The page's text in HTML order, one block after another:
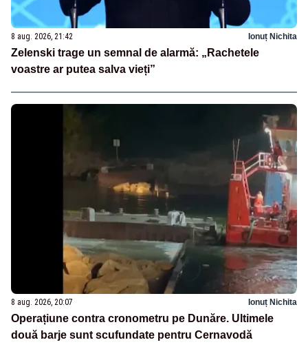
8 aug. 2026, 21:42 Ionuț Nichita
Zelenski trage un semnal de alarmă: „Rachetele
voastre ar putea salva vieți”
8 aug. 2026, 20:07 Ionuț Nichita
Operațiune contra cronometru pe Dunăre. Ultimele
două barje sunt scufundate pentru Cernavodă